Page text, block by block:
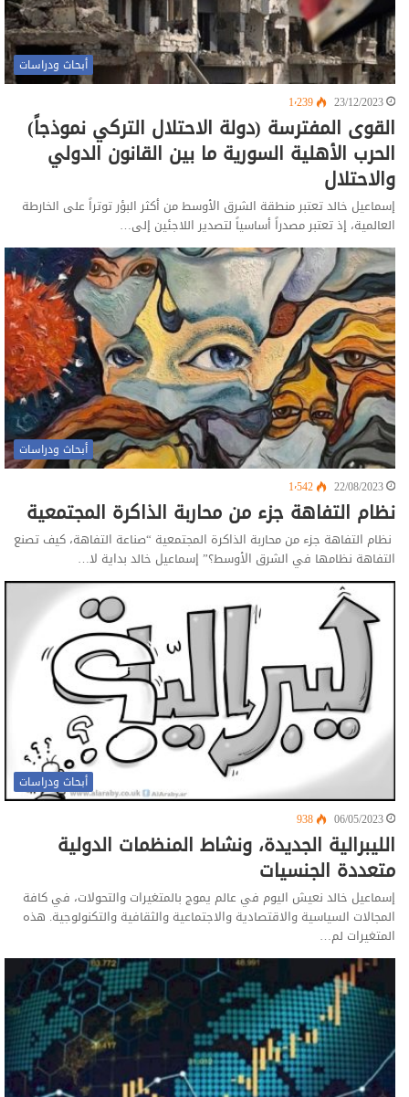
أبحاث ودراسات
23/12/2023
1٬239
القوى المفترسة (دولة الاحتلال التركي نموذجاً)
الحرب الأهلية السورية ما بين القانون الدولي
والاحتلال
إسماعيل خالد تعتبر منطقة الشرق الأوسط من أكثر البؤر توتراً على الخارطة
العالمية، إذ تعتبر مصدراً أساسياً لتصدير اللاجئين إلى…
أبحاث ودراسات
22/08/2023
1٬542
نظام التفاهة جزء من محاربة الذاكرة المجتمعية
نظام التفاهة جزء من محاربة الذاكرة المجتمعية “صناعة التفاهة، كيف تصنع
التفاهة نظامها في الشرق الأوسط؟” إسماعيل خالد بداية لا…
أبحاث ودراسات
06/05/2023
938
الليبرالية الجديدة، ونشاط المنظمات الدولية
متعددة الجنسيات
إسماعيل خالد نعيش اليوم في عالم يموج بالمتغيرات والتحولات، في كافة
المجالات السياسية والاقتصادية والاجتماعية والثقافية والتكنولوجية. هذه
المتغيرات لم…